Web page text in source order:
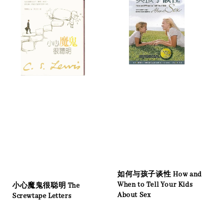
小心魔鬼很聪明 The
Screwtape Letters
如何与孩子谈性 How and
When to Tell Your Kids
About Sex